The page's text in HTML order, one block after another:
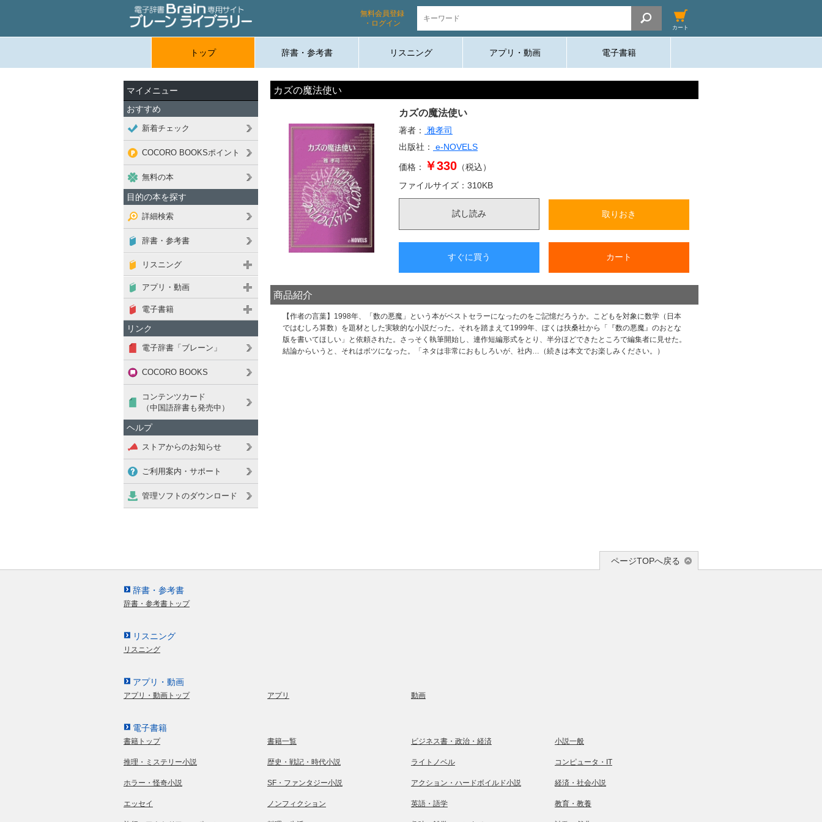
無料会員登録
・ログイン
カート
トップ 辞書・参考書 リスニング アプリ・動画 電子書籍
カズの魔法使い
カズの魔法使い
著者：
雅孝司
出版社：
e-NOVELS
価格： ￥330 （税込）
ファイルサイズ： 310KB
試し読み 取りおき
すぐに買う カート
商品紹介
【作者の言葉】1998年、「数の悪魔」という本がベストセラーになったのをご記憶だろうか。こどもを対象に数学（日本
ではむしろ算数）を題材とした実験的な小説だった。それを踏まえて1999年、ぼくは扶桑社から「『数の悪魔』のおとな
版を書いてほしい」と依頼された。さっそく執筆開始し、連作短編形式をとり、半分ほどできたところで編集者に見せた。
結論からいうと、それはボツになった。「ネタは非常におもしろいが、社内…（続きは本文でお楽しみください。）
マイメニュー
おすすめ
新着チェック
COCORO BOOKSポイント
無料の本
目的の本を探す
詳細検索
辞書・参考書
リスニング
アプリ・動画
電子書籍
リンク
電子辞書「ブレーン」
COCORO BOOKS
コンテンツカード
（中国語辞書も発売中）
ヘルプ
ストアからのお知らせ
ご利用案内・サポート
管理ソフトのダウンロード
辞書・参考書
辞書・参考書トップ
リスニング
リスニング
アプリ・動画
アプリ・動画トップ アプリ 動画
電子書籍
書籍トップ 書籍一覧 ビジネス書・政治・経済 小説一般
推理・ミステリー小説 歴史・戦記・時代小説 ライトノベル コンピュータ・IT
ホラー・怪奇小説 SF・ファンタジー小説 アクション・ハードボイルド小説 経済・社会小説
エッセイ ノンフィクション 英語・語学 教育・教養
ページTOPへ戻る